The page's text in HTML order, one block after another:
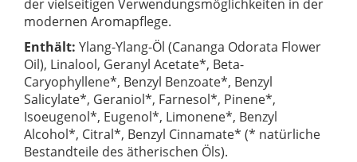
der vielseitigen Verwendungsmöglichkeiten in der
modernen Aromapflege.
Enthält: Ylang-Ylang-Öl (Cananga Odorata Flower
Oil), Linalool, Geranyl Acetate*, Beta-
Caryophyllene*, Benzyl Benzoate*, Benzyl
Salicylate*, Geraniol*, Farnesol*, Pinene*,
Isoeugenol*, Eugenol*, Limonene*, Benzyl
Alcohol*, Citral*, Benzyl Cinnamate* (* natürliche
Bestandteile des ätherischen Öls).